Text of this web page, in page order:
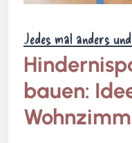
Jedes mal anders
bauen: